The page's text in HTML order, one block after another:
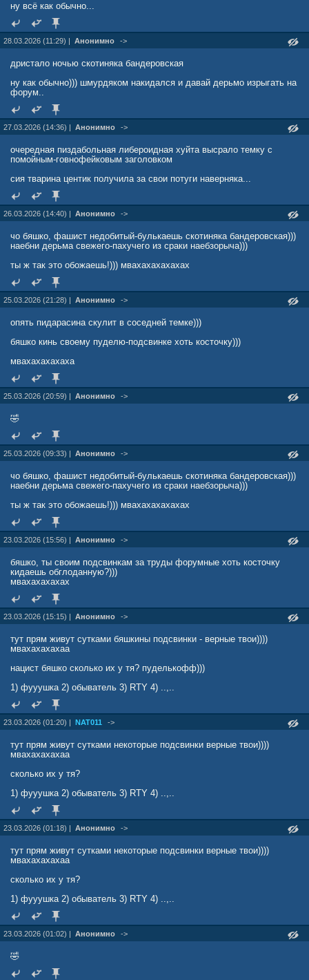
ну всё как обычно...
28.03.2026 (11:29) | Анонимно ->
дристало ночью скотиняка бандеровская
ну как обычно))) шмурдяком накидался и давай дерьмо изрыгать на
форум..
27.03.2026 (14:36) | Анонимно ->
очередная пиздабольная либероидная хуйта высрало темку с
помойным-говнофейковым заголовком
сия тварина центик получила за свои потуги наверняка...
26.03.2026 (14:40) | Анонимно ->
чо бяшко, фашист недобитый-булькаешь скотиняка бандеровская)))
наебни дерьма свежего-пахучего из сраки наебзорыча)))
ты ж так это обожаешь!))) мвахахахахахах
25.03.2026 (21:28) | Анонимно ->
опять пидарасина скулит в соседней темке)))
бяшко кинь своему пуделю-подсвинке хоть косточку)))
мвахахахахаха
25.03.2026 (20:59) | Анонимно ->
🤣
25.03.2026 (09:33) | Анонимно ->
чо бяшко, фашист недобитый-булькаешь скотиняка бандеровская)))
наебни дерьма свежего-пахучего из сраки наебзорыча)))
ты ж так это обожаешь!))) мвахахахахахах
23.03.2026 (15:56) | Анонимно ->
бяшко, ты своим подсвинкам за труды форумные хоть косточку
кидаешь обглоданную?)))
мвахахахахах
23.03.2026 (15:15) | Анонимно ->
тут прям живут сутками бяшкины подсвинки - верные твои))))
мвахахахахаа
нацист бяшко сколько их у тя? пуделькофф)))
1) фууушка 2) обыватель 3) RTY 4) ..,..
23.03.2026 (01:20) | NAT011 ->
тут прям живут сутками некоторые подсвинки верные твои))))
мвахахахахаа
сколько их у тя?
1) фууушка 2) обыватель 3) RTY 4) ..,..
23.03.2026 (01:18) | Анонимно ->
тут прям живут сутками некоторые подсвинки верные твои))))
мвахахахахаа
сколько их у тя?
1) фууушка 2) обыватель 3) RTY 4) ..,..
23.03.2026 (01:02) | Анонимно ->
🤣